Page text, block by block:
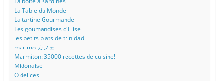
La Table du Monde
La tartine Gourmande
Les goumandises d'Elise
les petits plats de trinidad
marimo カフェ
Marmiton: 35000 recettes de cuisine!
Midonaise
O delices